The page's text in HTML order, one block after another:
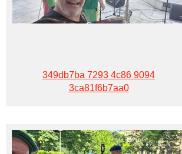
349db7ba 7293 4c86 9094
3ca81f6b7aa0